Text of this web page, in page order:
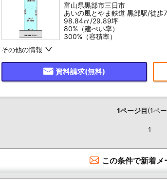
富山県黒部市三日市
あいの風とやま鉄道 黒部駅/徒歩
98.84㎡/29.89坪
80%（建ぺい率）
300%（容積率）
その他の情報
資料請求(無料)
1ページ目(1ペ
1
この条件で新着メ